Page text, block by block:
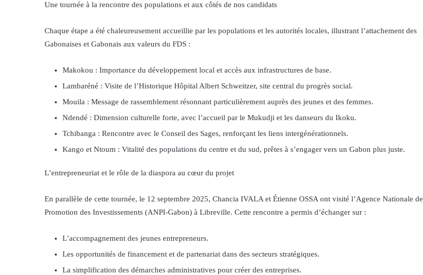
Une tournée à la rencontre des populations et aux côtés de nos candidats
Chaque étape a été chaleureusement accueillie par les populations et les autorités locales, illustrant l’attachement des
Gabonaises et Gabonais aux valeurs du FDS :
Makokou : Importance du développement local et accès aux infrastructures de base.
Lambaréné : Visite de l’Historique Hôpital Albert Schweitzer, site central du progrès social.
Mouila : Message de rassemblement résonnant particulièrement auprès des jeunes et des femmes.
Ndendé : Dimension culturelle forte, avec l’accueil par le Mukudji et les danseurs du Ikoku.
Tchibanga : Rencontre avec le Conseil des Sages, renforçant les liens intergénérationnels.
Kango et Ntoum : Vitalité des populations du centre et du sud, prêtes à s’engager vers un Gabon plus juste.
L’entrepreneuriat et le rôle de la diaspora au cœur du projet
En parallèle de cette tournée, le 12 septembre 2025, Chancia IVALA et Étienne OSSA ont visité l’Agence Nationale de
Promotion des Investissements (ANPI-Gabon) à Libreville. Cette rencontre a permis d’échanger sur :
L’accompagnement des jeunes entrepreneurs.
Les opportunités de financement et de partenariat dans des secteurs stratégiques.
La simplification des démarches administratives pour créer des entreprises.